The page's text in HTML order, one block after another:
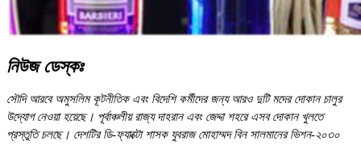
নিউজ ডেস্কঃ
সৌদি আরবে অমুসলিম কূটনীতিক এবং বিদেশি কর্মীদের জন্য আরও দুটি মদের দোকান চালুর
উদ্যোগ নেওয়া হয়েছে। পূর্বাঞ্চলীয় রাজ্য দাহরান এবং জেদ্দা শহরে এসব দোকান খুলতে
প্রস্তুতি চলছে। দেশটির ডি-ফ্যাক্টো শাসক যুবরাজ মোহাম্মদ বিন সালমানের ভিশন-২০৩০